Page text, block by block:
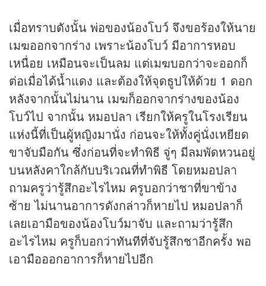
เมื่อทราบดังนั้น พ่อของน้องโบว์ จึงขอร้องให้นาย
เมฆออกจากร่าง เพราะน้องโบว์ มีอาการหอบ
เหนื่อย เหมือนจะเป็นลม แต่เมฆบอกว่าจะออกก็
ต่อเมื่อได้น้ำแดง และต้องให้จุดธูปให้ด้วย 1 ดอก
หลังจากนั้นไม่นาน เมฆก็ออกจากร่างของน้อง
โบว์ไป จากนั้น หมอปลา เรียกให้ครูในโรงเรียน
แห่งนี้ที่เป็นผู้หญิงมานั่ง ก่อนจะให้ทั้งคู่นั่งเหยียด
ขาจับมือกัน ซึ่งก่อนที่จะทำพิธี จู่ๆ มีลมพัดหวนอยู่
บนหลังคาใกล้กับบริเวณที่ทำพิธี โดยหมอปลา
ถามครูว่ารู้สึกอะไรไหม ครูบอกว่าชาที่ขาข้าง
ซ้าย ไม่นานอาการดังกล่าวก็หายไป หมอปลาก็
เลยเอามือของน้องโบว์มาจับ และถามว่ารู้สึก
อะไรไหม ครูก็บอกว่าทันทีที่จับรู้สึกชาอีกครั้ง พอ
เอามือออกอาการก็หายไปอีก